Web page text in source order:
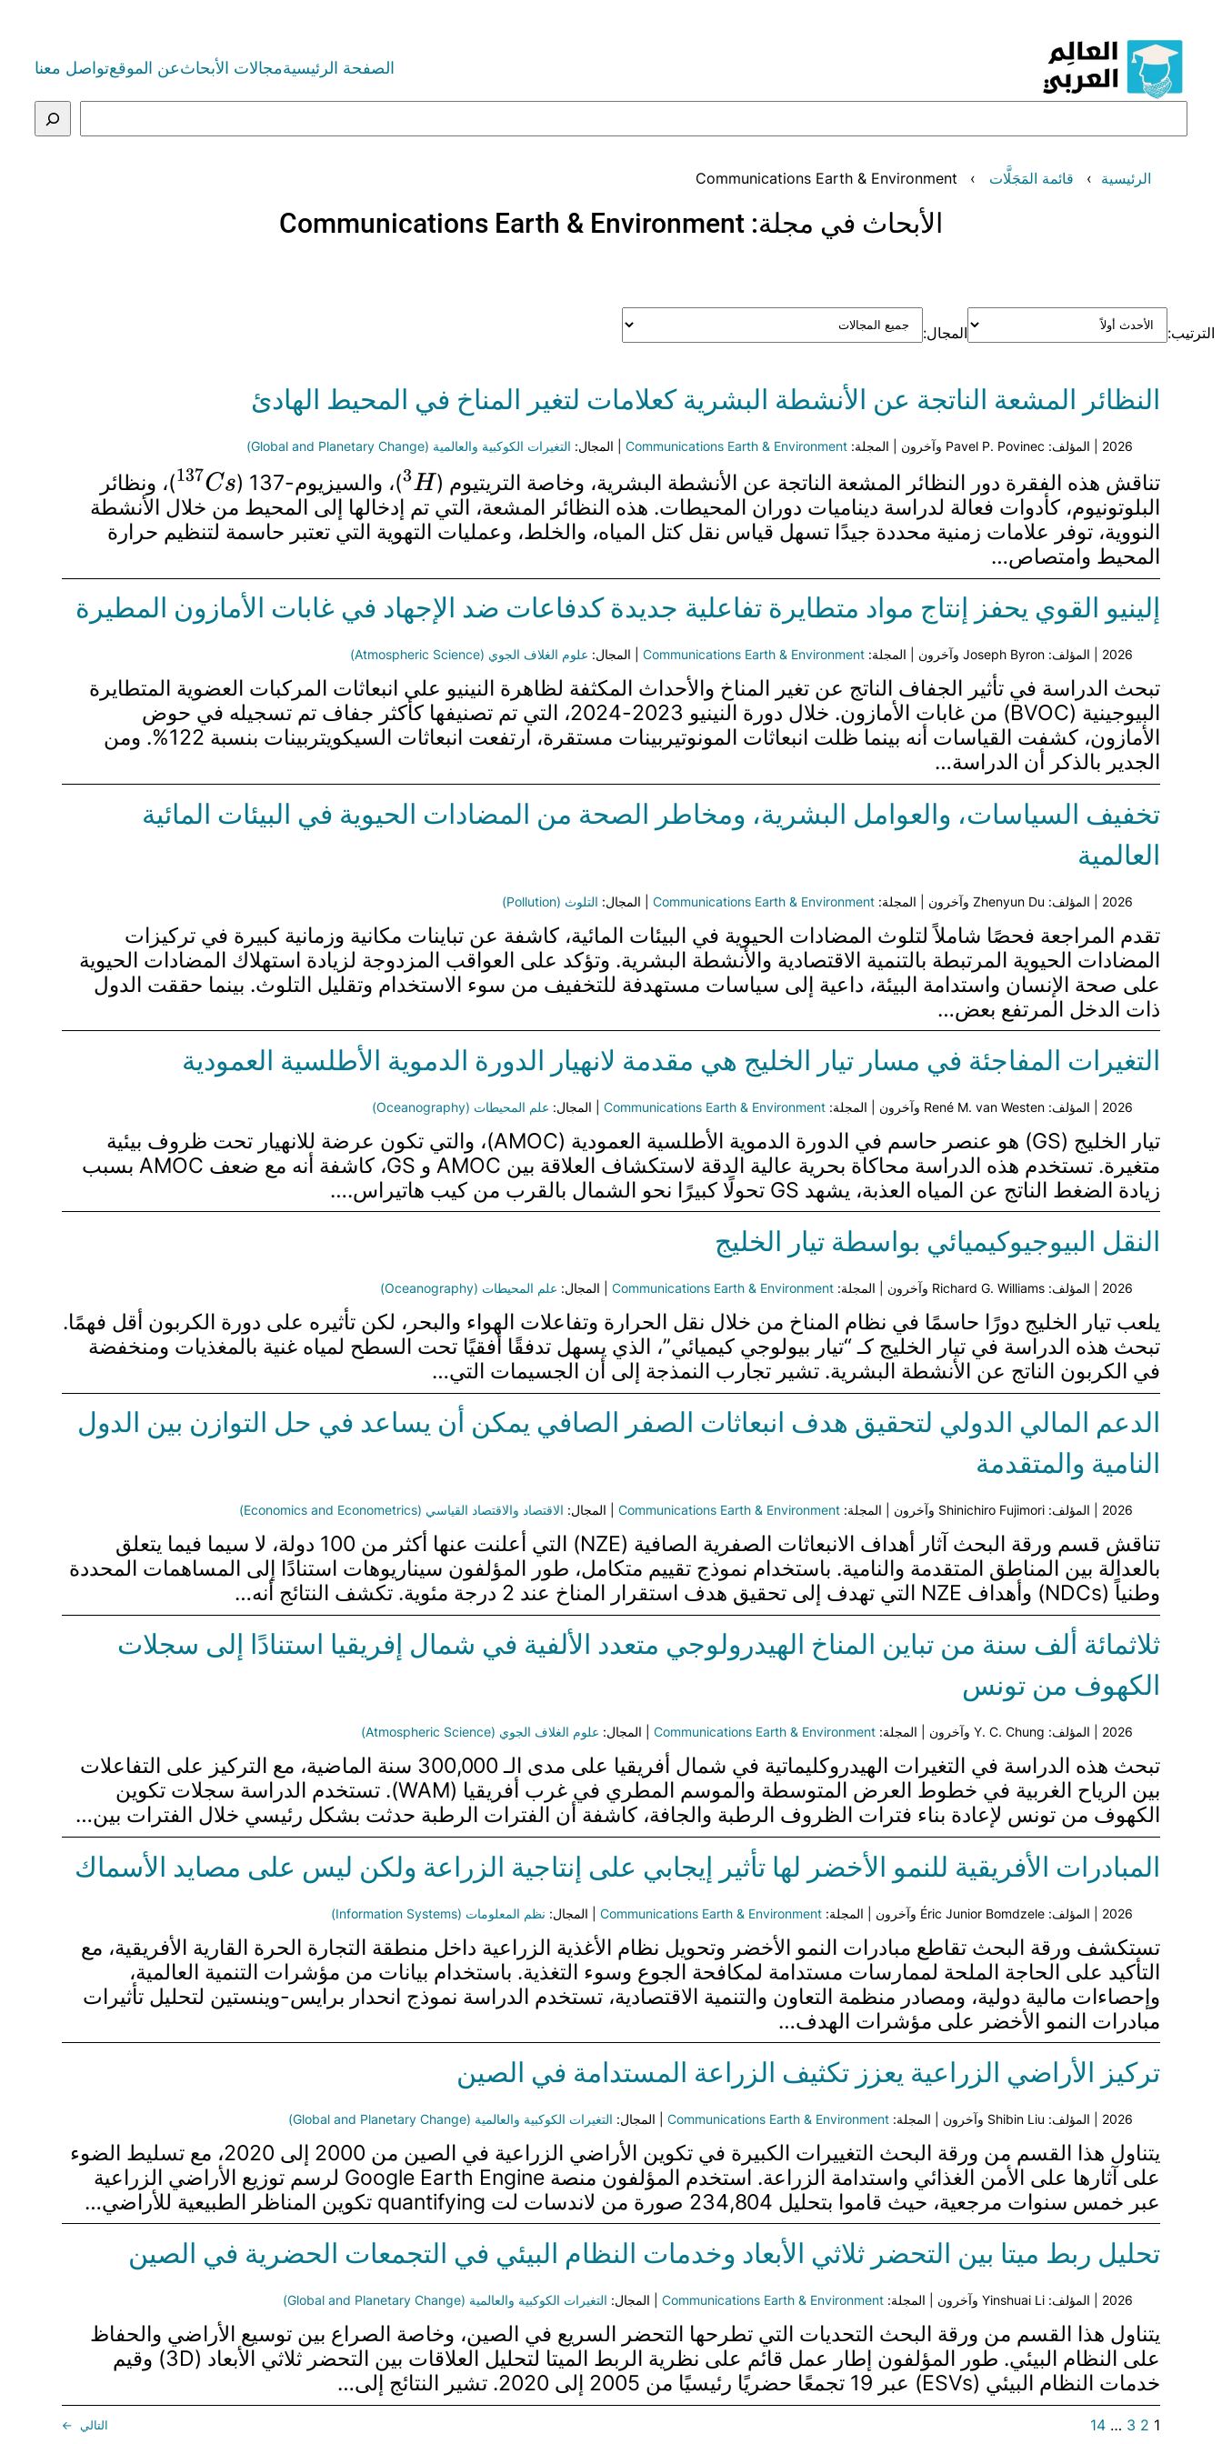
المحتوى
الصفحة الرئيسيةمجالات الأبحاثعن الموقعتواصل معنا
الرئيسية قائمة المَجَلَّات Communications Earth & Environment
الأبحاث في مجلة: Communications Earth & Environment
الترتيب: المجال:
النظائر المشعة الناتجة عن الأنشطة البشرية كعلامات لتغير المناخ في المحيط الهادئ
2026 | المؤلف: Pavel P. Povinec وآخرون | المجلة: Communications Earth & Environment | المجال: التغيرات الكوكبية والعالمية (Global and Planetary Change)
تناقش هذه الفقرة دور النظائر المشعة الناتجة عن الأنشطة البشرية، وخاصة التريتيوم ( 3H )، والسيزيوم-137 ( 137C
s
)، ونظائر
البلوتونيوم، كأدوات فعالة لدراسة ديناميات دوران المحيطات. هذه النظائر المشعة، التي تم إدخالها إلى المحيط من خلال الأنشطة
النووية، توفر علامات زمنية محددة جيدًا تسهل قياس نقل كتل المياه، والخلط، وعمليات التهوية التي تعتبر حاسمة لتنظيم حرارة
المحيط وامتصاص…
إلينيو القوي يحفز إنتاج مواد متطايرة تفاعلية جديدة كدفاعات ضد الإجهاد في غابات الأمازون المطيرة
2026 | المؤلف: Joseph Byron وآخرون | المجلة: Communications Earth & Environment | المجال: علوم الغلاف الجوي (Atmospheric Science)
تبحث الدراسة في تأثير الجفاف الناتج عن تغير المناخ والأحداث المكثفة لظاهرة النينيو على انبعاثات المركبات العضوية المتطايرة
البيوجينية (BVOC) من غابات الأمازون. خلال دورة النينيو 2023-2024، التي تم تصنيفها كأكثر جفاف تم تسجيله في حوض
الأمازون، كشفت القياسات أنه بينما ظلت انبعاثات المونوتيربينات مستقرة، ارتفعت انبعاثات السيكويتربينات بنسبة 122%. ومن
الجدير بالذكر أن الدراسة…
تخفيف السياسات، والعوامل البشرية، ومخاطر الصحة من المضادات الحيوية في البيئات المائية
العالمية
2026 | المؤلف: Zhenyun Du وآخرون | المجلة: Communications Earth & Environment | المجال: التلوث (Pollution)
تقدم المراجعة فحصًا شاملاً لتلوث المضادات الحيوية في البيئات المائية، كاشفة عن تباينات مكانية وزمانية كبيرة في تركيزات
المضادات الحيوية المرتبطة بالتنمية الاقتصادية والأنشطة البشرية. وتؤكد على العواقب المزدوجة لزيادة استهلاك المضادات الحيوية
على صحة الإنسان واستدامة البيئة، داعية إلى سياسات مستهدفة للتخفيف من سوء الاستخدام وتقليل التلوث. بينما حققت الدول
ذات الدخل المرتفع بعض…
التغيرات المفاجئة في مسار تيار الخليج هي مقدمة لانهيار الدورة الدموية الأطلسية العمودية
2026 | المؤلف: René M. van Westen وآخرون | المجلة: Communications Earth & Environment | المجال: علم المحيطات (Oceanography)
تيار الخليج (GS) هو عنصر حاسم في الدورة الدموية الأطلسية العمودية (AMOC)، والتي تكون عرضة للانهيار تحت ظروف بيئية
متغيرة. تستخدم هذه الدراسة محاكاة بحرية عالية الدقة لاستكشاف العلاقة بين AMOC و GS، كاشفة أنه مع ضعف AMOC بسبب
زيادة الضغط الناتج عن المياه العذبة، يشهد GS تحولًا كبيرًا نحو الشمال بالقرب من كيب هاتيراس.…
النقل البيوجيوكيميائي بواسطة تيار الخليج
2026 | المؤلف: Richard G. Williams وآخرون | المجلة: Communications Earth & Environment | المجال: علم المحيطات (Oceanography)
يلعب تيار الخليج دورًا حاسمًا في نظام المناخ من خلال نقل الحرارة وتفاعلات الهواء والبحر، لكن تأثيره على دورة الكربون أقل فهمًا.
تبحث هذه الدراسة في تيار الخليج كـ “تيار بيولوجي كيميائي”، الذي يسهل تدفقًا أفقيًا تحت السطح لمياه غنية بالمغذيات ومنخفضة
في الكربون الناتج عن الأنشطة البشرية. تشير تجارب النمذجة إلى أن الجسيمات التي…
الدعم المالي الدولي لتحقيق هدف انبعاثات الصفر الصافي يمكن أن يساعد في حل التوازن بين الدول
النامية والمتقدمة
2026 | المؤلف: Shinichiro Fujimori وآخرون | المجلة: Communications Earth & Environment | المجال: الاقتصاد والاقتصاد القياسي (Economics and Econometrics)
تناقش قسم ورقة البحث آثار أهداف الانبعاثات الصفرية الصافية (NZE) التي أعلنت عنها أكثر من 100 دولة، لا سيما فيما يتعلق
بالعدالة بين المناطق المتقدمة والنامية. باستخدام نموذج تقييم متكامل، طور المؤلفون سيناريوهات استنادًا إلى المساهمات المحددة
وطنياً (NDCs) وأهداف NZE التي تهدف إلى تحقيق هدف استقرار المناخ عند 2 درجة مئوية. تكشف النتائج أنه…
ثلاثمائة ألف سنة من تباين المناخ الهيدرولوجي متعدد الألفية في شمال إفريقيا استنادًا إلى سجلات
الكهوف من تونس
2026 | المؤلف: Y. C. Chung وآخرون | المجلة: Communications Earth & Environment | المجال: علوم الغلاف الجوي (Atmospheric Science)
تبحث هذه الدراسة في التغيرات الهيدروكليماتية في شمال أفريقيا على مدى الـ 300,000 سنة الماضية، مع التركيز على التفاعلات
بين الرياح الغربية في خطوط العرض المتوسطة والموسم المطري في غرب أفريقيا (WAM). تستخدم الدراسة سجلات تكوين
الكهوف من تونس لإعادة بناء فترات الظروف الرطبة والجافة، كاشفة أن الفترات الرطبة حدثت بشكل رئيسي خلال الفترات بين…
المبادرات الأفريقية للنمو الأخضر لها تأثير إيجابي على إنتاجية الزراعة ولكن ليس على مصايد الأسماك
2026 | المؤلف: Éric Junior Bomdzele وآخرون | المجلة: Communications Earth & Environment | المجال: نظم المعلومات (Information Systems)
تستكشف ورقة البحث تقاطع مبادرات النمو الأخضر وتحويل نظام الأغذية الزراعية داخل منطقة التجارة الحرة القارية الأفريقية، مع
التأكيد على الحاجة الملحة لممارسات مستدامة لمكافحة الجوع وسوء التغذية. باستخدام بيانات من مؤشرات التنمية العالمية،
وإحصاءات مالية دولية، ومصادر منظمة التعاون والتنمية الاقتصادية، تستخدم الدراسة نموذج انحدار برايس-وينستين لتحليل تأثيرات
مبادرات النمو الأخضر على مؤشرات الهدف…
تركيز الأراضي الزراعية يعزز تكثيف الزراعة المستدامة في الصين
2026 | المؤلف: Shibin Liu وآخرون | المجلة: Communications Earth & Environment | المجال: التغيرات الكوكبية والعالمية (Global and Planetary Change)
يتناول هذا القسم من ورقة البحث التغييرات الكبيرة في تكوين الأراضي الزراعية في الصين من 2000 إلى 2020، مع تسليط الضوء
على آثارها على الأمن الغذائي واستدامة الزراعة. استخدم المؤلفون منصة Google Earth Engine لرسم توزيع الأراضي الزراعية
عبر خمس سنوات مرجعية، حيث قاموا بتحليل 234,804 صورة من لاندسات لت quantifying تكوين المناظر الطبيعية للأراضي…
تحليل ربط ميتا بين التحضر ثلاثي الأبعاد وخدمات النظام البيئي في التجمعات الحضرية في الصين
2026 | المؤلف: Yinshuai Li وآخرون | المجلة: Communications Earth & Environment | المجال: التغيرات الكوكبية والعالمية (Global and Planetary Change)
يتناول هذا القسم من ورقة البحث التحديات التي تطرحها التحضر السريع في الصين، وخاصة الصراع بين توسيع الأراضي والحفاظ
على النظام البيئي. طور المؤلفون إطار عمل قائم على نظرية الربط الميتا لتحليل العلاقات بين التحضر ثلاثي الأبعاد (3D) وقيم
خدمات النظام البيئي (ESVs) عبر 19 تجمعًا حضريًا رئيسيًا من 2005 إلى 2020. تشير النتائج إلى…
1
2
3
…
14 التالي →